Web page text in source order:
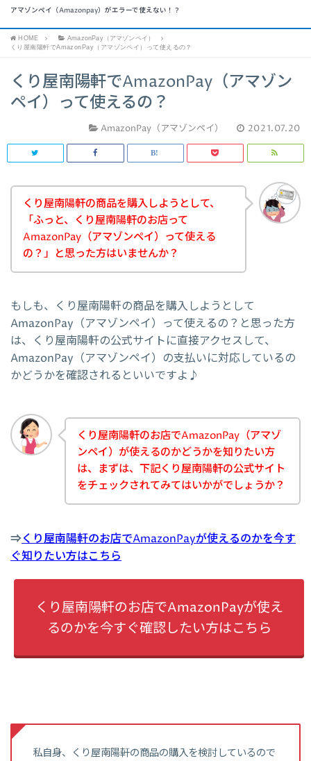
アマゾンペイ（Amazonpay）がエラーで使えない！？
HOME
AmazonPay（アマゾンペイ）
くり屋南陽軒でAmazonPay（アマゾンペイ）って使えるの？
くり屋南陽軒でAmazonPay（アマゾン
ペイ）って使えるの？
AmazonPay（アマゾンペイ） 2021.07.20
くり屋南陽軒の商品を購入しようとして、
「ふっと、くり屋南陽軒のお店って
AmazonPay（アマゾンペイ）って使える
の？」と思った方はいませんか？
もしも、くり屋南陽軒の商品を購入しようとして
AmazonPay（アマゾンペイ）って使えるの？と思った方
は、くり屋南陽軒の公式サイトに直接アクセスして、
AmazonPay（アマゾンペイ）の支払いに対応しているの
かどうかを確認されるといいですよ♪
くり屋南陽軒のお店でAmazonPay（アマゾ
ンペイ）が使えるのかどうかを知りたい方
は、まずは、下記くり屋南陽軒の公式サイト
をチェックされてみてはいかがでしょうか？
⇒くり屋南陽軒のお店でAmazonPayが使えるのかを今す
ぐ知りたい方はこちら
くり屋南陽軒のお店でAmazonPayが使え
るのかを今すぐ確認したい方はこちら
私自身、くり屋南陽軒の商品の購入を検討しているので